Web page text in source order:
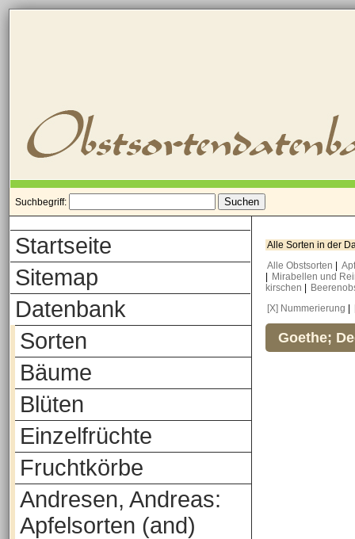
Suchbegriff:
Startseite
Sitemap
Datenbank
Sorten
Bäume
Blüten
Einzelfrüchte
Fruchtkörbe
Andresen, Andreas:
Apfelsorten (and)
Alle Sorten in der
Alle Obstsorten
Mirabellen und
kirschen
[X] Nummerierung
Goethe;